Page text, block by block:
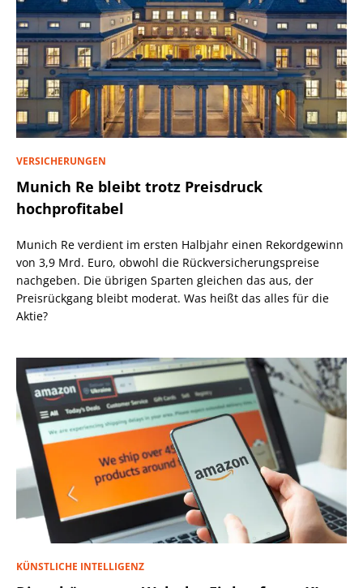
VERSICHERUNGEN
Munich Re bleibt trotz Preisdruck
hochprofitabel
Munich Re verdient im ersten Halbjahr einen Rekordgewinn
von 3,9 Mrd. Euro, obwohl die Rückversicherungspreise
nachgeben. Die übrigen Sparten gleichen das aus, der
Preisrückgang bleibt moderat. Was heißt das alles für die
Aktie?
KÜNSTLICHE INTELLIGENZ